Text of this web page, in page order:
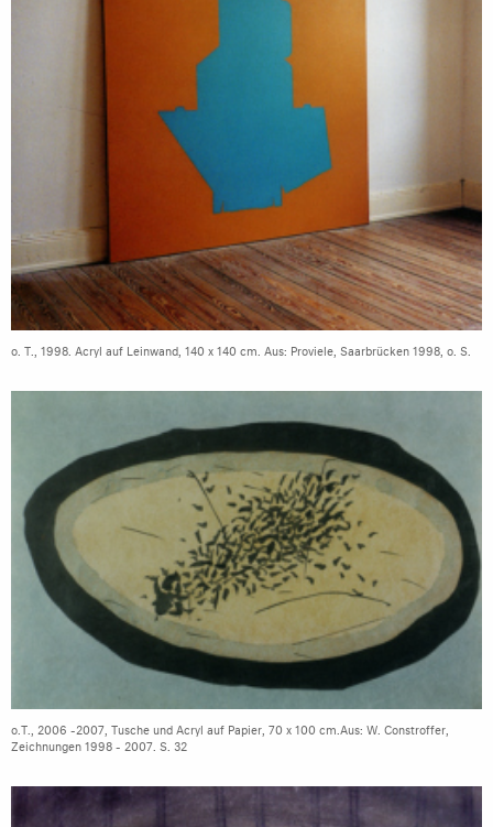
o. T., 1998. Acryl auf Leinwand, 140 x 140 cm. Aus: Proviele, Saarbrücken 1998, o. S.
o.T., 2006 -2007, Tusche und Acryl auf Papier, 70 x 100 cm.Aus: W. Constroffer,
Zeichnungen 1998 - 2007. S. 32